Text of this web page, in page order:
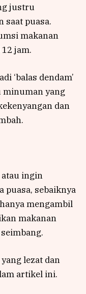
justru
saat puasa.
makanan
jam.
‘balas dendam’
minuman yang
dan
atau ingin
puasa, sebaiknya
mengambil
makanan
lezat dan
artikel ini.